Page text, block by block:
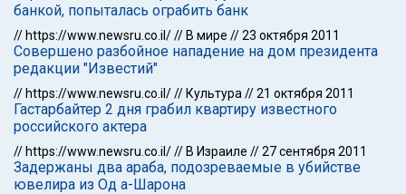
банкой, попыталась ограбить банк
// https://www.newsru.co.il/// В мире //23 октября 2011
Совершено разбойное нападение на дом президента
редакции "Известий"
// https://www.newsru.co.il/// Культура //21 октября 2011
Гастарбайтер 2 дня грабил квартиру известного
российского актера
// https://www.newsru.co.il/// В Израиле //27 сентября 2011
Задержаны два араба, подозреваемые в убийстве
ювелира из Од а-Шарона